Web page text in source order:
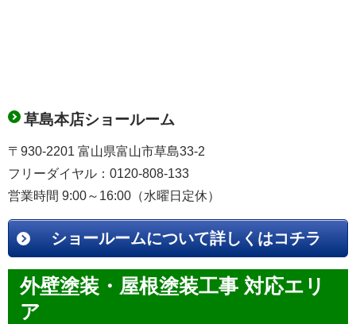
草島本店ショールーム
〒930-2201 富山県富山市草島33-2
フリーダイヤル：0120-808-133
営業時間 9:00～16:00（水曜日定休）
ショールームについて詳しくはコチラ
外壁塗装・屋根塗装工事 対応エリ
ア